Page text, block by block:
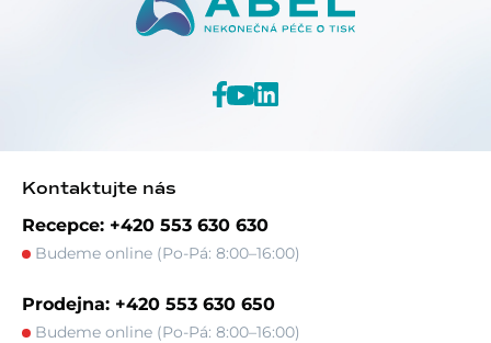
Kontaktujte nás
Recepce: +420 553 630 630
Budeme online (Po-Pá: 8:00–16:00)
Prodejna: +420 553 630 650
Budeme online (Po-Pá: 8:00–16:00)